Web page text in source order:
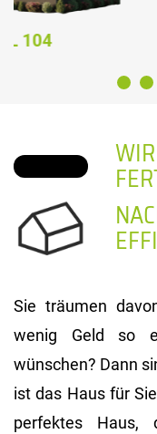
Sie träumen
wenig Geld so
wünschen? Dann
ist das Haus für
perfektes Haus,